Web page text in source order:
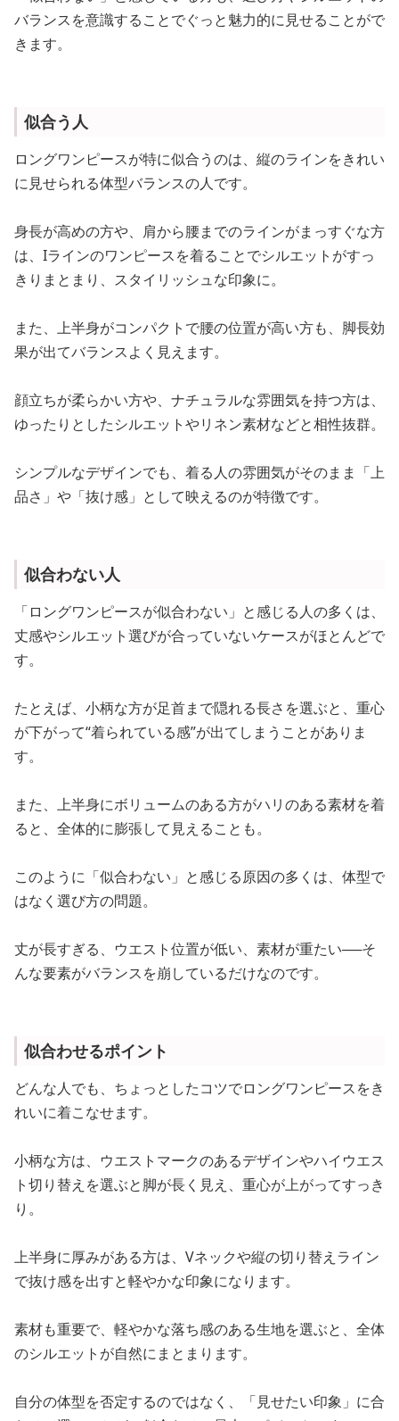
バランスを意識することでぐっと魅力的に見せることがで
きます。
似合う人
ロングワンピースが特に似合うのは、縦のラインをきれい
に見せられる体型バランスの人です。
身長が高めの方や、肩から腰までのラインがまっすぐな方
は、Iラインのワンピースを着ることでシルエットがすっ
きりまとまり、スタイリッシュな印象に。
また、上半身がコンパクトで腰の位置が高い方も、脚長効
果が出てバランスよく見えます。
顔立ちが柔らかい方や、ナチュラルな雰囲気を持つ方は、
ゆったりとしたシルエットやリネン素材などと相性抜群。
シンプルなデザインでも、着る人の雰囲気がそのまま「上
品さ」や「抜け感」として映えるのが特徴です。
似合わない人
「ロングワンピースが似合わない」と感じる人の多くは、
丈感やシルエット選びが合っていないケースがほとんどで
す。
たとえば、小柄な方が足首まで隠れる長さを選ぶと、重心
が下がって“着られている感”が出てしまうことがありま
す。
また、上半身にボリュームのある方がハリのある素材を着
ると、全体的に膨張して見えることも。
このように「似合わない」と感じる原因の多くは、体型で
はなく選び方の問題。
丈が長すぎる、ウエスト位置が低い、素材が重たい──そ
んな要素がバランスを崩しているだけなのです。
似合わせるポイント
どんな人でも、ちょっとしたコツでロングワンピースをき
れいに着こなせます。
小柄な方は、ウエストマークのあるデザインやハイウエス
ト切り替えを選ぶと脚が長く見え、重心が上がってすっき
り。
上半身に厚みがある方は、Vネックや縦の切り替えライン
で抜け感を出すと軽やかな印象になります。
素材も重要で、軽やかな落ち感のある生地を選ぶと、全体
のシルエットが自然にまとまります。
自分の体型を否定するのではなく、「見せたい印象」に合